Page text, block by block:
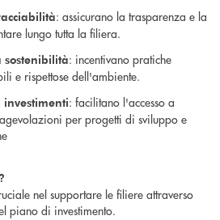
: assicurano la trasparenza e la
lungo tutta la filiera.
sostenibilità: incentivano pratiche
e rispettose dell'ambiente.
: facilitano l'accesso a
per progetti di sviluppo e
nel supportare le filiere attraverso
piano di investimento.